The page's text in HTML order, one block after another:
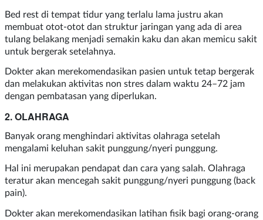
Bed rest di tempat tidur yang terlalu lama justru akan
membuat otot-otot dan struktur jaringan yang ada di area
tulang belakang menjadi semakin kaku dan akan memicu sakit
untuk bergerak setelahnya.
Dokter akan merekomendasikan pasien untuk tetap bergerak
dan melakukan aktivitas non stres dalam waktu 24–72 jam
dengan pembatasan yang diperlukan.
2. OLAHRAGA
Banyak orang menghindari aktivitas olahraga setelah
mengalami keluhan sakit punggung/nyeri punggung.
Hal ini merupakan pendapat dan cara yang salah. Olahraga
teratur akan mencegah sakit punggung/nyeri punggung (back
pain).
Dokter akan merekomendasikan latihan fisik bagi orang-orang